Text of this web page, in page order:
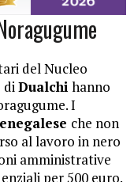
del Nucleo
diDualchi hanno
I
che non
al lavoro in nero
amministrative
per 500 euro.